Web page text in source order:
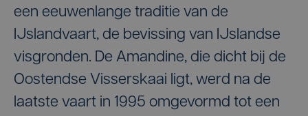
een eeuwenlange traditie van de
IJslandvaart, de bevissing van IJslandse
visgronden. De Amandine, die dicht bij de
Oostendse Visserskaai ligt, werd na de
laatste vaart in 1995 omgevormd tot een